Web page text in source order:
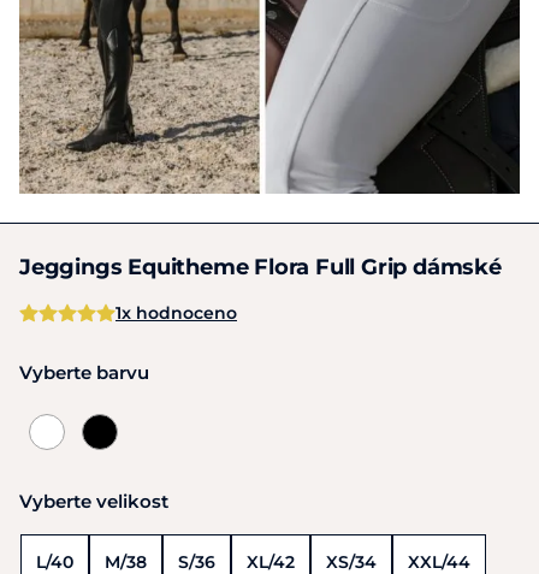
Jeggings Equitheme Flora Full Grip dámské
1x hodnoceno
Vyberte barvu
Vyberte velikost
L/40 M/38 S/36 XL/42 XS/34 XXL/44